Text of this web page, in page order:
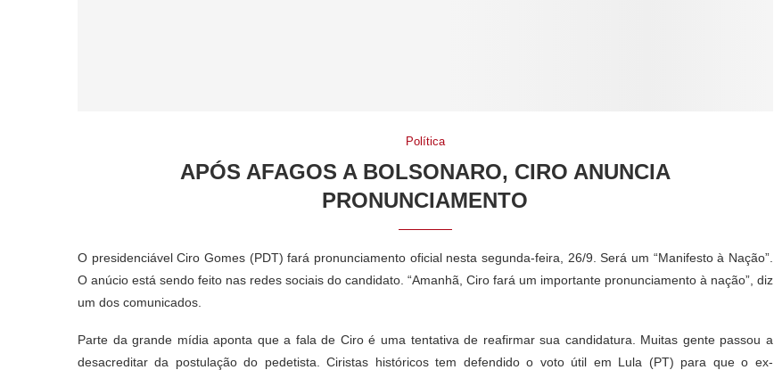
Política
APÓS AFAGOS A BOLSONARO, CIRO ANUNCIA
PRONUNCIAMENTO
O presidenciável Ciro Gomes (PDT) fará pronunciamento oficial nesta segunda-feira, 26/9. Será um “Manifesto à Nação”.
O anúcio está sendo feito nas redes sociais do candidato. “Amanhã, Ciro fará um importante pronunciamento à nação”, diz
um dos comunicados.
Parte da grande mídia aponta que a fala de Ciro é uma tentativa de reafirmar sua candidatura. Muitas gente passou a
desacreditar da postulação do pedetista. Ciristas históricos tem defendido o voto útil em Lula (PT) para que o ex-